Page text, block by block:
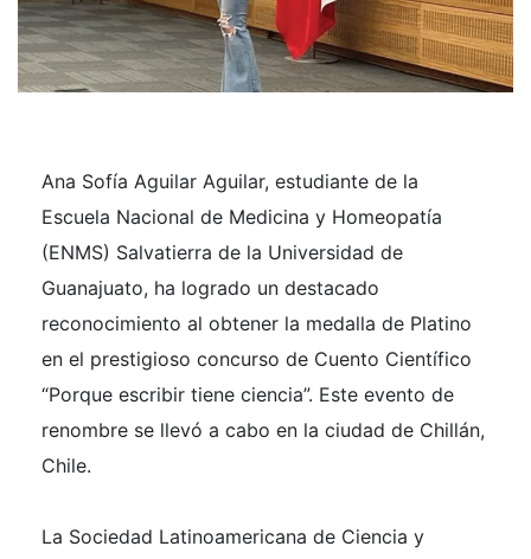
Ana Sofía Aguilar Aguilar, estudiante de la
Escuela Nacional de Medicina y Homeopatía
(ENMS) Salvatierra de la Universidad de
Guanajuato, ha logrado un destacado
reconocimiento al obtener la medalla de Platino
en el prestigioso concurso de Cuento Científico
“Porque escribir tiene ciencia”. Este evento de
renombre se llevó a cabo en la ciudad de Chillán,
Chile.
La Sociedad Latinoamericana de Ciencia y